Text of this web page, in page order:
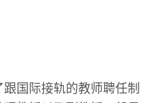
国际接轨的教师聘任制